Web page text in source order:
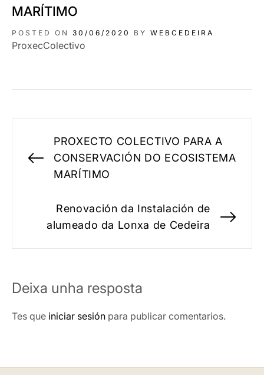
MARÍTIMO
POSTED ON 30/06/2020 BY WEBCEDEIRA
ProxecColectivo
Navegación
de
entradas
Previous
PROXECTO COLECTIVO PARA A
CONSERVACIÓN DO ECOSISTEMA
MARÍTIMO
Renovación da Instalación de
alumeado da Lonxa de Cedeira
Deixa unha resposta
Tes que iniciar sesión para publicar comentarios.